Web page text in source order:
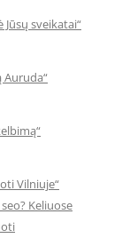
sveikatai“
Auruda“
Vilniuje“
Keliuose